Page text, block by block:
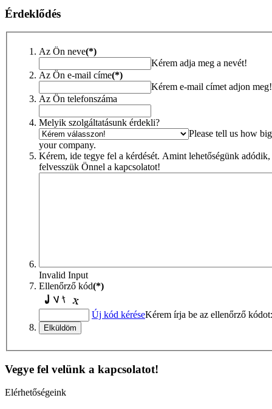
Érdeklődés
Az Ön neve(*)
Kérem adja meg a nevét!
Az Ön e-mail címe(*)
Kérem e-mail címet adjon meg!
Az Ön telefonszáma
Melyik szolgáltatásunk érdekli?
Please tell us how
your company.
Kérem, ide tegye fel a kérdését. Amint lehetőségünk adódik,
felvesszük Önnel a kapcsolatot!
Invalid Input
Ellenőrző kód(*)
Új kód kéréseKérem írja be az ellenőrző kódot:
Vegye fel velünk a kapcsolatot!
Elérhetőségeink